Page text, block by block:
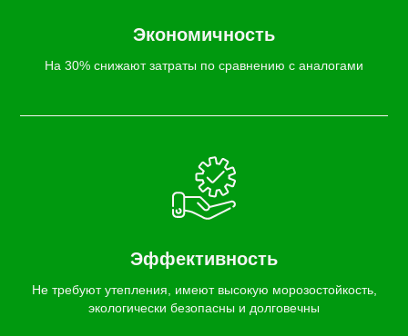
Экономичность
На 30% снижают затраты по сравнению с аналогами
Эффективность
Не требуют утепления, имеют высокую морозостойкость,
экологически безопасны и долговечны